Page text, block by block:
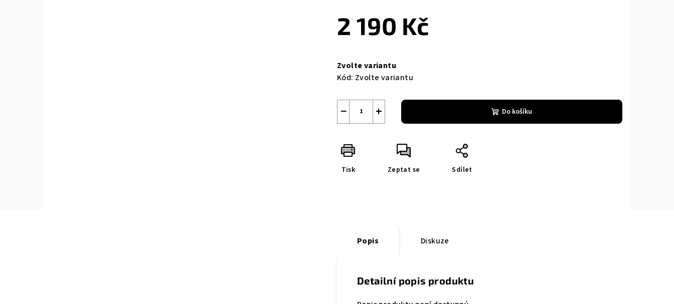
2 190 Kč
cena:
Zvolte variantu
Kód: Zvolte variantu
+
− Do košíku
Tisk Zeptat se Sdílet
Popis Diskuze
Detailní popis produktu